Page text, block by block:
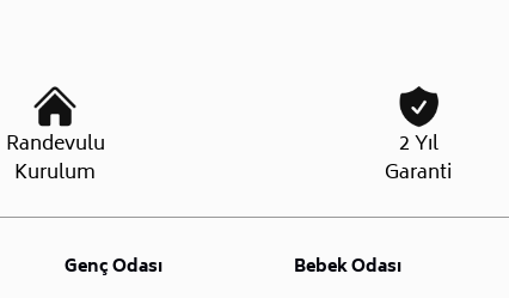
Randevulu
Kurulum
2 Yıl
Garanti
Genç Odası
Bebek Odası